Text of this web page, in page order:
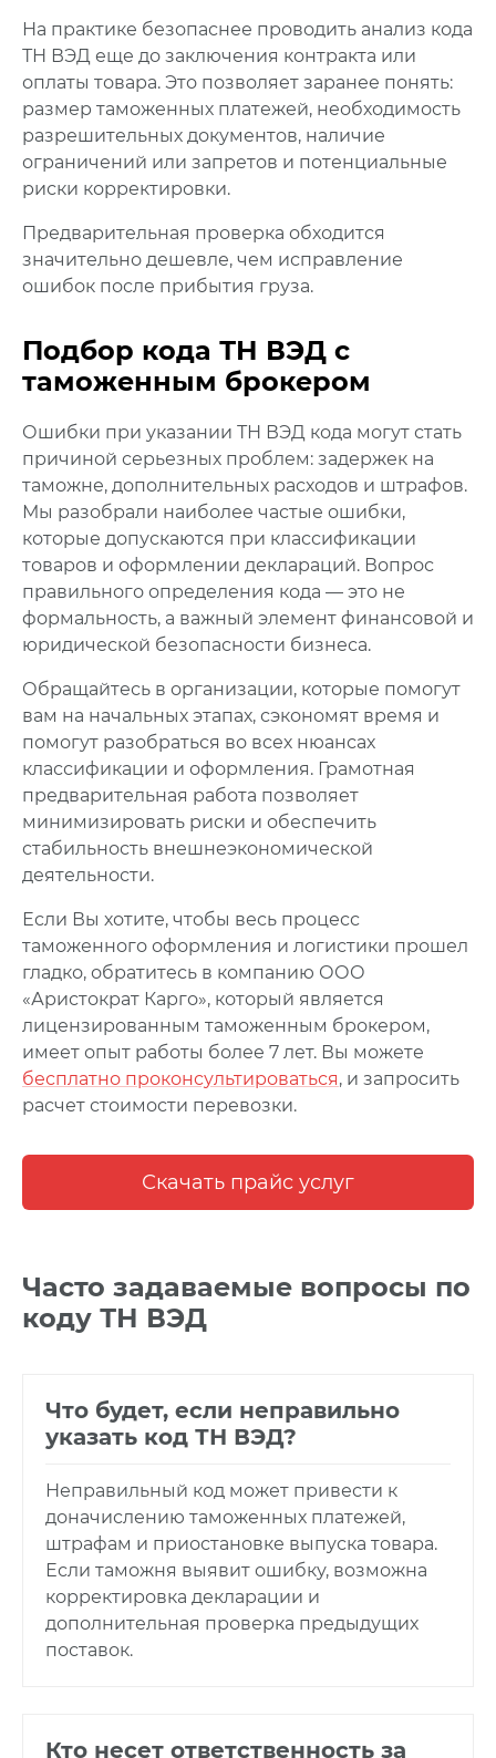
На практике безопаснее проводить анализ кода
ТН ВЭД еще до заключения контракта или
оплаты товара. Это позволяет заранее понять:
размер таможенных платежей, необходимость
разрешительных документов, наличие
ограничений или запретов и потенциальные
риски корректировки.
Предварительная проверка обходится
значительно дешевле, чем исправление
ошибок после прибытия груза.
Подбор кода ТН ВЭД с
таможенным брокером
Ошибки при указании ТН ВЭД кода могут стать
причиной серьезных проблем: задержек на
таможне, дополнительных расходов и штрафов.
Мы разобрали наиболее частые ошибки,
которые допускаются при классификации
товаров и оформлении деклараций. Вопрос
правильного определения кода — это не
формальность, а важный элемент финансовой и
юридической безопасности бизнеса.
Обращайтесь в организации, которые помогут
вам на начальных этапах, сэкономят время и
помогут разобраться во всех нюансах
классификации и оформления. Грамотная
предварительная работа позволяет
минимизировать риски и обеспечить
стабильность внешнеэкономической
деятельности.
Если Вы хотите, чтобы весь процесс
таможенного оформления и логистики прошел
гладко, обратитесь в компанию ООО
«Аристократ Карго», который является
лицензированным таможенным брокером,
имеет опыт работы более 7 лет. Вы можете
бесплатно проконсультироваться, и запросить
расчет стоимости перевозки.
Скачать прайс услуг
Часто задаваемые вопросы по
коду ТН ВЭД
Что будет, если неправильно
указать код ТН ВЭД?
Неправильный код может привести к
доначислению таможенных платежей,
штрафам и приостановке выпуска товара.
Если таможня выявит ошибку, возможна
корректировка декларации и
дополнительная проверка предыдущих
поставок.
Кто несет ответственность за